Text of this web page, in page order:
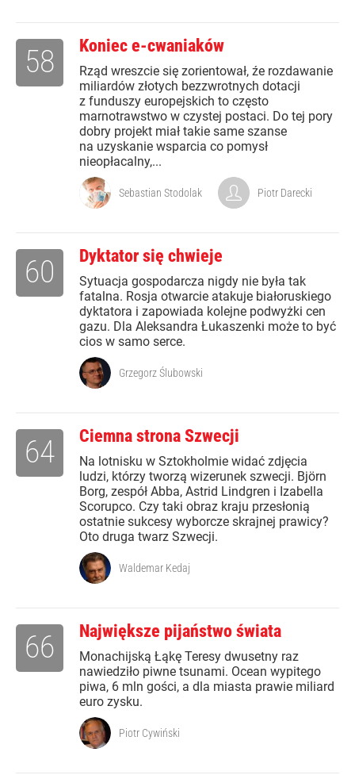
Koniec e-cwaniaków
Rząd wreszcie się zorientował, źe rozdawanie
miliardów złotych bezzwrotnych dotacji
z funduszy europejskich to często
marnotrawstwo w czystej postaci. Do tej pory
dobry projekt miał takie same szanse
na uzyskanie wsparcia co pomysł
nieopłacalny,...
58
Sebastian Stodolak Piotr Darecki
Dyktator się chwieje
Sytuacja gospodarcza nigdy nie była tak
fatalna. Rosja otwarcie atakuje białoruskiego
dyktatora i zapowiada kolejne podwyżki cen
gazu. Dla Aleksandra Łukaszenki może to być
cios w samo serce.
60
Grzegorz Ślubowski
Ciemna strona Szwecji
Na lotnisku w Sztokholmie widać zdjęcia
ludzi, którzy tworzą wizerunek szwecji. Björn
Borg, zespół Abba, Astrid Lindgren i Izabella
Scorupco. Czy taki obraz kraju przesłonią
ostatnie sukcesy wyborcze skrajnej prawicy?
Oto druga twarz Szwecji.
64
Waldemar Kedaj
Największe pijaństwo świata
Monachijską Łąkę Teresy dwusetny raz
nawiedziło piwne tsunami. Ocean wypitego
piwa, 6 mln gości, a dla miasta prawie miliard
euro zysku.
66
Piotr Cywiński